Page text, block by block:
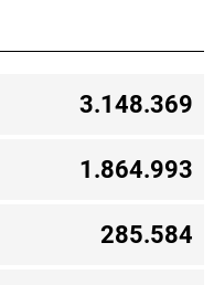
3.148.369
1.864.993
285.584